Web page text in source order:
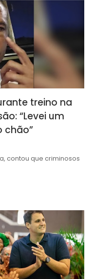
treino na
“Levei um
chão”
contou que criminosos